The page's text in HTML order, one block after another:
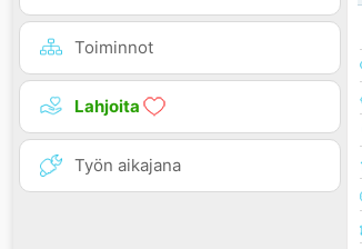
Toiminnot
Lahjoita
Työn aikajana